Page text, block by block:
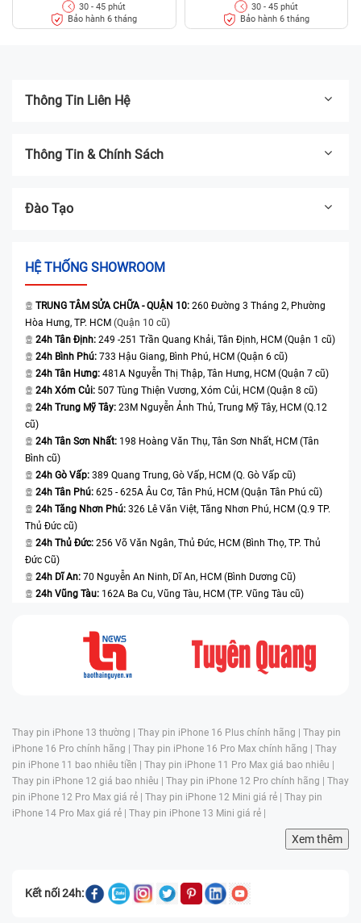
30 - 45 phút
Bảo hành 6 tháng
30 - 45 phút
Bảo hành 6 tháng
Thông Tin Liên Hệ
Thông Tin & Chính Sách
Đào Tạo
HỆ THỐNG SHOWROOM
TRUNG TÂM SỬA CHỮA - QUẬN 10: 260 Đường 3 Tháng 2, Phường
Hòa Hưng, TP. HCM (Quận 10 cũ)
24h Tân Định: 249 -251 Trần Quang Khải, Tân Định, HCM (Quận 1 cũ)
24h Bình Phú: 733 Hậu Giang, Bình Phú, HCM (Quận 6 cũ)
24h Tân Hưng: 481A Nguyễn Thị Thập, Tân Hưng, HCM (Quận 7 cũ)
24h Xóm Củi: 507 Tùng Thiện Vương, Xóm Củi, HCM (Quận 8 cũ)
24h Trung Mỹ Tây: 23M Nguyễn Ảnh Thủ, Trung Mỹ Tây, HCM (Q.12
cũ)
24h Tân Sơn Nhất: 198 Hoàng Văn Thụ, Tân Sơn Nhất, HCM (Tân
Bình cũ)
24h Gò Vấp: 389 Quang Trung, Gò Vấp, HCM (Q. Gò Vấp cũ)
24h Tân Phú: 625 - 625A Âu Cơ, Tân Phú, HCM (Quận Tân Phú cũ)
24h Tăng Nhơn Phú: 326 Lê Văn Việt, Tăng Nhơn Phú, HCM (Q.9 TP.
Thủ Đức cũ)
24h Thủ Đức: 256 Võ Văn Ngân, Thủ Đức, HCM (Bình Thọ, TP. Thủ
Đức Cũ)
24h Dĩ An: 70 Nguyễn An Ninh, Dĩ An, HCM (Bình Dương Cũ)
24h Vũng Tàu: 162A Ba Cu, Vũng Tàu, HCM (TP. Vũng Tàu cũ)
Thay pin iPhone 13 thường | Thay pin iPhone 16 Plus chính hãng | Thay pin
iPhone 16 Pro chính hãng | Thay pin iPhone 16 Pro Max chính hãng | Thay
pin iPhone 11 bao nhiêu tiền | Thay pin iPhone 11 Pro Max giá bao nhiêu |
Thay pin iPhone 12 giá bao nhiêu | Thay pin iPhone 12 Pro chính hãng | Thay
pin iPhone 12 Pro Max giá rẻ | Thay pin iPhone 12 Mini giá rẻ | Thay pin
iPhone 14 Pro Max giá rẻ | Thay pin iPhone 13 Mini giá rẻ |
Xem thêm
Kết nối 24h: